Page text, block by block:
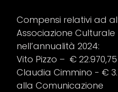
Compensi relativi ad
Associazione
nell’annualità 2024:
Vito Pizzo – €
Claudia Cimmino - €
alla Comunicazione